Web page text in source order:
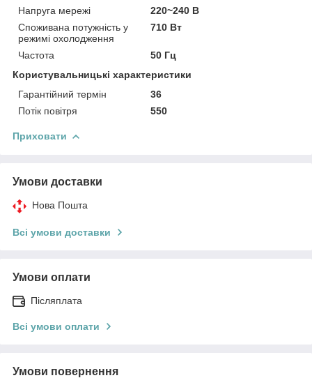
Напруга мережі
220~240 В
Споживана потужність у
режимі охолодження
710 Вт
Частота
50 Гц
Користувальницькі характеристики
Гарантійний термін
36
Потік повітря
550
Приховати
Умови доставки
Нова Пошта
Всі умови доставки
Умови оплати
Післяплата
Всі умови оплати
Умови повернення